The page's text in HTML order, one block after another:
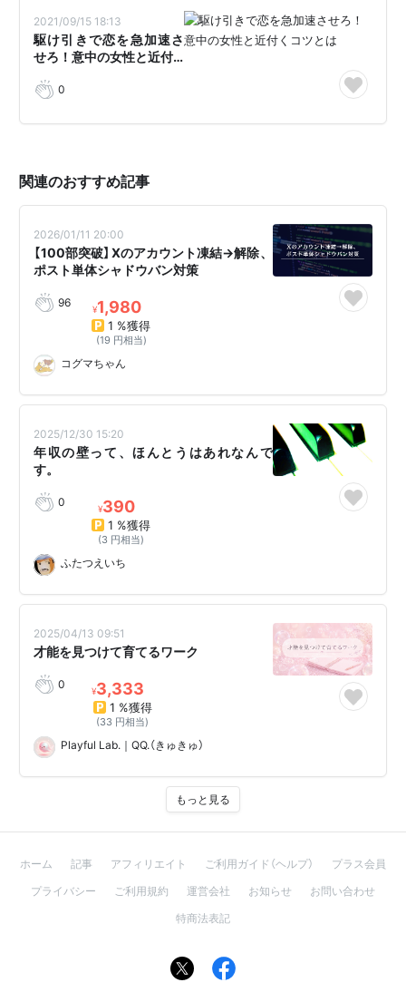
2021/09/15 18:13
駆け引きで恋を急加速さ
せろ！意中の女性と近付…
0
関連のおすすめ記事
2026/01/11 20:00
【100部突破】Xのアカウント凍結→解除、
ポスト単体シャドウバン対策
96 ¥1,980
1 %獲得
(19 円相当)
コグマちゃん
2025/12/30 15:20
年収の壁って、ほんとうはあれなんで
す。
0 ¥390
1 %獲得
(3 円相当)
ふたつえいち
2025/04/13 09:51
才能を見つけて育てるワーク
0 ¥3,333
1 %獲得
(33 円相当)
Playful Lab.｜QQ.（きゅきゅ）
もっと見る
ホーム 記事 アフィリエイト ご利用ガイド（ヘルプ）
プラス会員
プライバシー
ご利用規約 運営会社 お知らせ
お問い合わせ
特商法表記